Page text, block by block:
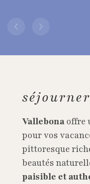
Vallebona offre
pour vos
pittoresque
beautés
paisible et